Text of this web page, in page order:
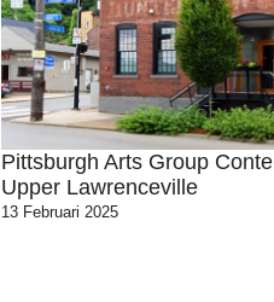
Pittsburgh Arts Group
Upper Lawrenceville
13 Februari 2025